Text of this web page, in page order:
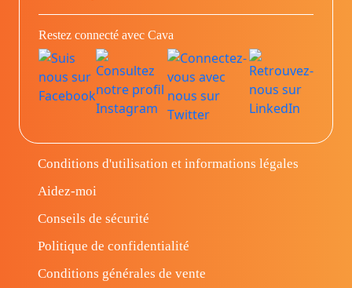
Restez connecté avec Cava
Conditions d'utilisation et informations légales
Aidez-moi
Conseils de sécurité
Politique de confidentialité
Conditions générales de vente